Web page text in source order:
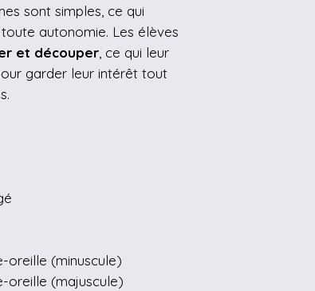
sont simples, ce qui
autonomie. Les élèves
et découper , ce qui leur
garder leur intérêt tout
oreille (minuscule)
oreille (majuscule)